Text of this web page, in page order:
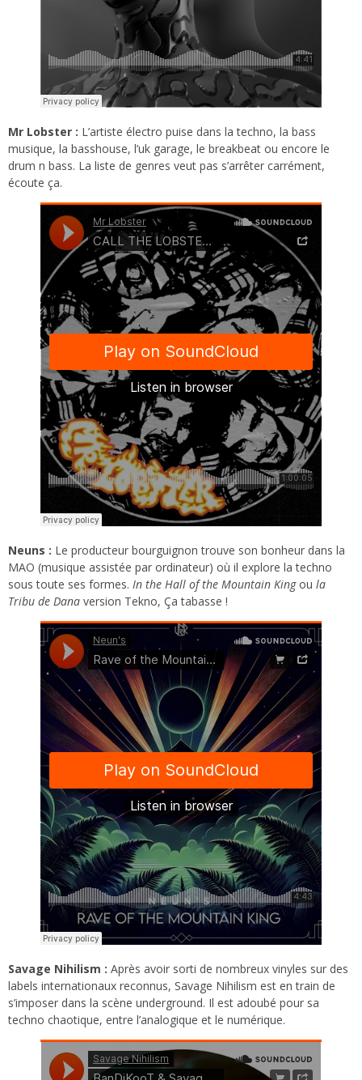
Mr Lobster : L’artiste électro puise dans la techno, la bass
musique, la basshouse, l’uk garage, le breakbeat ou encore le
drum n bass. La liste de genres veut pas s’arrêter carrément,
écoute ça.
Neuns : Le producteur bourguignon trouve son bonheur dans la
MAO (musique assistée par ordinateur) où il explore la techno
sous toute ses formes. In the Hall of the Mountain Kingou la
Tribu de Dana version Tekno, Ça tabasse !
Savage Nihilism : Après avoir sorti de nombreux vinyles sur des
labels internationaux reconnus, Savage Nihilism est en train de
s’imposer dans la scène underground. Il est adoubé pour sa
techno chaotique, entre l’analogique et le numérique.